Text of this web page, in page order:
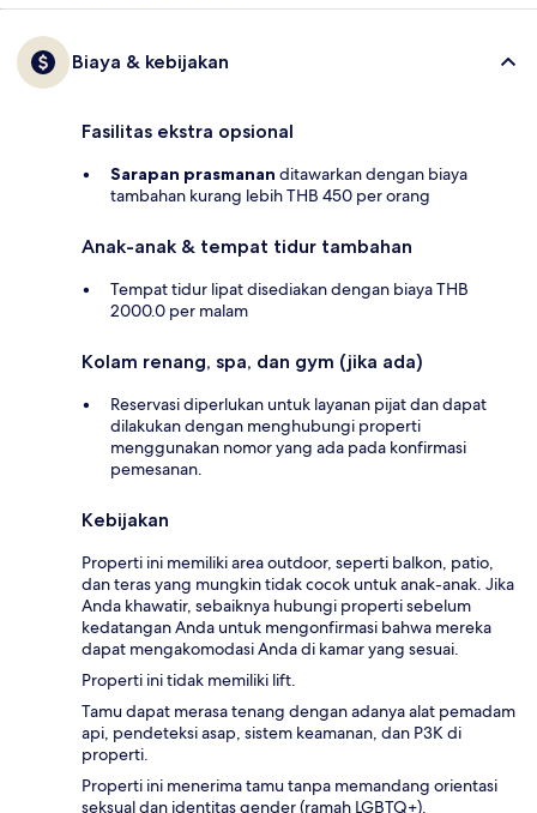
Biaya & kebijakan
Fasilitas ekstra opsional
Sarapan prasmanan ditawarkan dengan biaya
tambahan kurang lebih THB 450 per orang
Anak-anak & tempat tidur tambahan
Tempat tidur lipat disediakan dengan biaya THB
2000.0 per malam
Kolam renang, spa, dan gym (jika ada)
Reservasi diperlukan untuk layanan pijat dan dapat
dilakukan dengan menghubungi properti
menggunakan nomor yang ada pada konfirmasi
pemesanan.
Kebijakan
Properti ini memiliki area outdoor, seperti balkon, patio,
dan teras yang mungkin tidak cocok untuk anak-anak. Jika
Anda khawatir, sebaiknya hubungi properti sebelum
kedatangan Anda untuk mengonfirmasi bahwa mereka
dapat mengakomodasi Anda di kamar yang sesuai.
Properti ini tidak memiliki lift.
Tamu dapat merasa tenang dengan adanya alat pemadam
api, pendeteksi asap, sistem keamanan, dan P3K di
properti.
Properti ini menerima tamu tanpa memandang orientasi
seksual dan identitas gender (ramah LGBTQ+).